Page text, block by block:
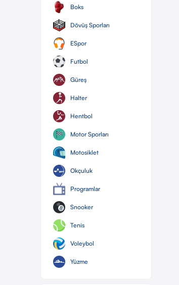
Boks
Dövüş Sporları
ESpor
Futbol
Güreş
Halter
Hentbol
Motor Sporları
Motosiklet
Okçuluk
Programlar
Snooker
Tenis
Voleybol
Yüzme